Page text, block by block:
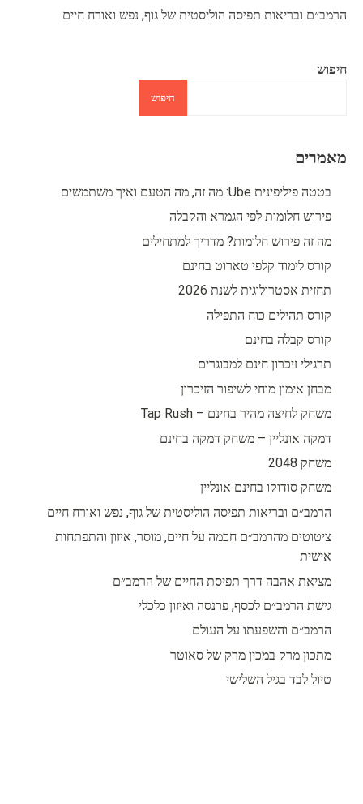
הרמב״ם ובריאות תפיסה הוליסטית של גוף, נפש ואורח חיים
חיפוש
חיפוש
מאמרים
בטטה פיליפינית Ube: מה זה, מה הטעם ואיך משתמשים
פירוש חלומות לפי הגמרא והקבלה
מה זה פירוש חלומות? מדריך למתחילים
קורס לימוד קלפי טארוט בחינם
תחזית אסטרולוגית לשנת 2026
קורס תהילים כוח התפילה
קורס קבלה בחינם
תרגילי זיכרון חינם למבוגרים
מבחן אימון מוחי לשיפור הזיכרון
משחק לחיצה מהיר בחינם – Tap Rush
דמקה אונליין – משחק דמקה בחינם
משחק 2048
משחק סודוקו בחינם אונליין
הרמב״ם ובריאות תפיסה הוליסטית של גוף, נפש ואורח חיים
ציטוטים מהרמב״ם חכמה על חיים, מוסר, איזון והתפתחות
אישית
מציאת אהבה דרך תפיסת החיים של הרמב״ם
גישת הרמב״ם לכסף, פרנסה ואיזון כלכלי
הרמב״ם והשפעתו על העולם
מתכון מרק במכין מרק של סאוטר
טיול לבד בגיל השלישי